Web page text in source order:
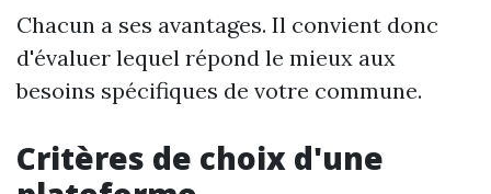
Chacun a ses avantages. Il convient donc
d'évaluer lequel répond le mieux aux
besoins spécifiques de votre commune.
Critères de choix d'une